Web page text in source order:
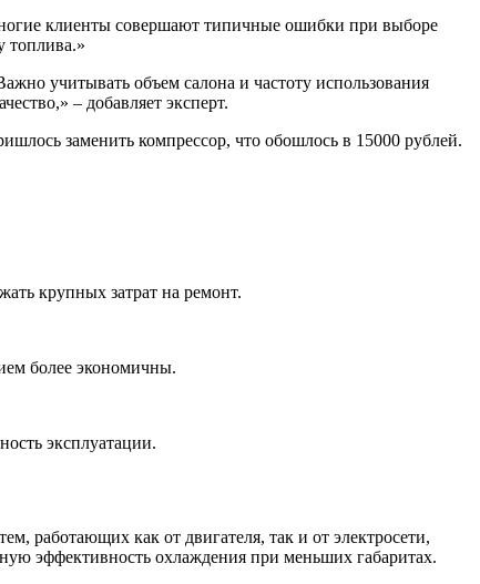
клиенты совершают типичные ошибки при выборе
топлива.»
учитывать объем салона и частоту использования
– добавляет эксперт.
заменить компрессор, что обошлось в 15000 рублей.
крупных затрат на ремонт.
более экономичны.
эксплуатации.
работающих как от двигателя, так и от электросети,
эффективность охлаждения при меньших габаритах.